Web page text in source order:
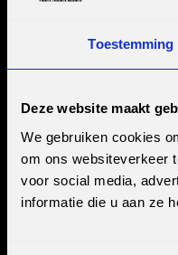
Toestemming
Deze website maakt
We gebruiken cookies
om ons websiteverkeer
voor social media,
informatie die u aan ze
6
read